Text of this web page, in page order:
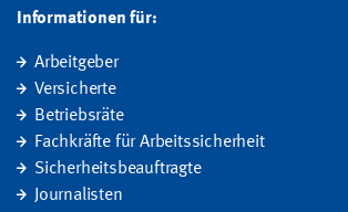
Informationen für:
Arbeitgeber
Versicherte
Betriebsräte
Fachkräfte für Arbeitssicherheit
Sicherheitsbeauftragte
Journalisten